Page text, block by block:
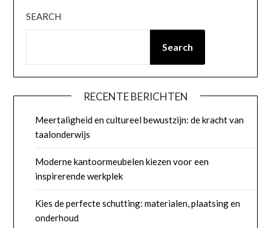
SEARCH
Search
RECENTE BERICHTEN
Meertaligheid en cultureel bewustzijn: de kracht van
taalonderwijs
Moderne kantoormeubelen kiezen voor een
inspirerende werkplek
Kies de perfecte schutting: materialen, plaatsing en
onderhoud